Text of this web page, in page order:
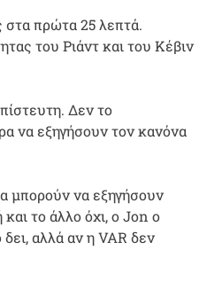
στα πρώτα 25 λεπτά.
του Ριάντ και του Κέβιν
Δεν το
να εξηγήσουν τον κανόνα
μπορούν να εξηγήσουν
και το άλλο όχι, ο Jon ο
δει, αλλά αν η VAR δεν